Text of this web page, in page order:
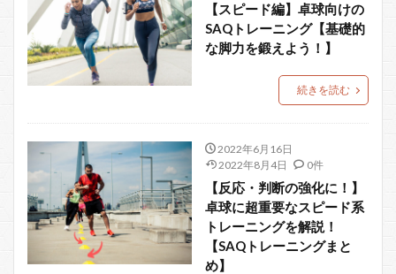
【スピード編】卓球向けの
SAQトレーニング【基礎的
な脚力を鍛えよう！】
続きを読む
2022年6月16日
2022年8月4日
0件
【反応・判断の強化に！】
卓球に超重要なスピード系
トレーニングを解説！
【SAQトレーニングまと
め】